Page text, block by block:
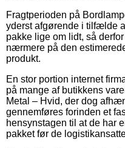
Fragtperioden på
yderst afgørende i tilfælde
pakke lige om lidt, så
nærmere på den
produkt.
En stor portion internet
på mange af butikkens
Metal – Hvid, der dog
gennemføres forinden et
hensynstagen til at de har
pakket før de